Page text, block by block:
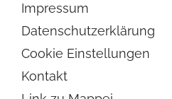
Impressum
Datenschutzerklärung
Cookie Einstellungen
Kontakt